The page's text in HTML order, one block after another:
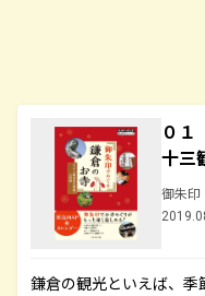
０
十三
御朱印
鎌倉の観光といえば、